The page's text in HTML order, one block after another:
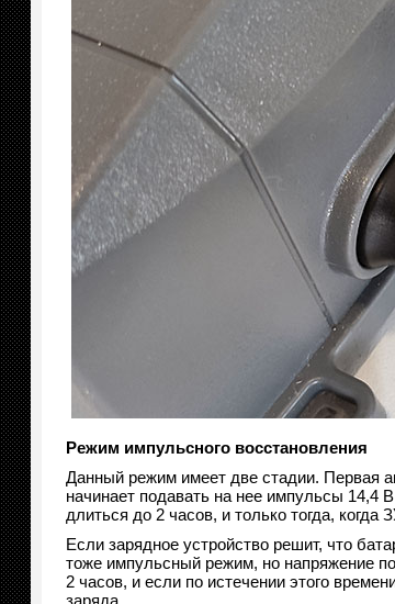
Режим импульсного восстановления
Данный режим имеет две стадии. Первая
начинает подавать на нее импульсы 14,4
длиться до 2 часов, и только тогда, когда
Если зарядное устройство решит, что
тоже импульсный режим, но напряжение
2 часов, и если по истечении этого
заряда.